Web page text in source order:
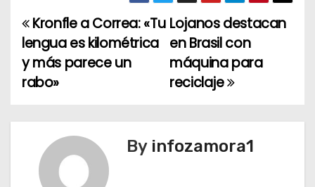
N
a
v
e
Lojanos destacan
en Brasil con
máquina para
reciclaje
Kronfle a Correa: «Tu
lengua es kilométrica
y más parece un
rabo»
By infozamora1